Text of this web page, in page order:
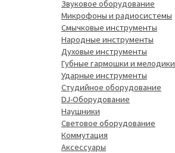
Звуковое оборудование
Микрофоны и радиосистемы
Смычковые инструменты
Народные инструменты
Духовые инструменты
Губные гармошки и мелодики
Ударные инструменты
Студийное оборудование
DJ-Оборудование
Наушники
Световое оборудование
Коммутация
Аксессуары